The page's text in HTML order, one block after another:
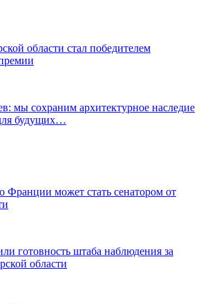
области стал победителем
мы сохраним архитектурное наследие
будущих…
Франции может стать сенатором от
готовность штаба наблюдения за
области